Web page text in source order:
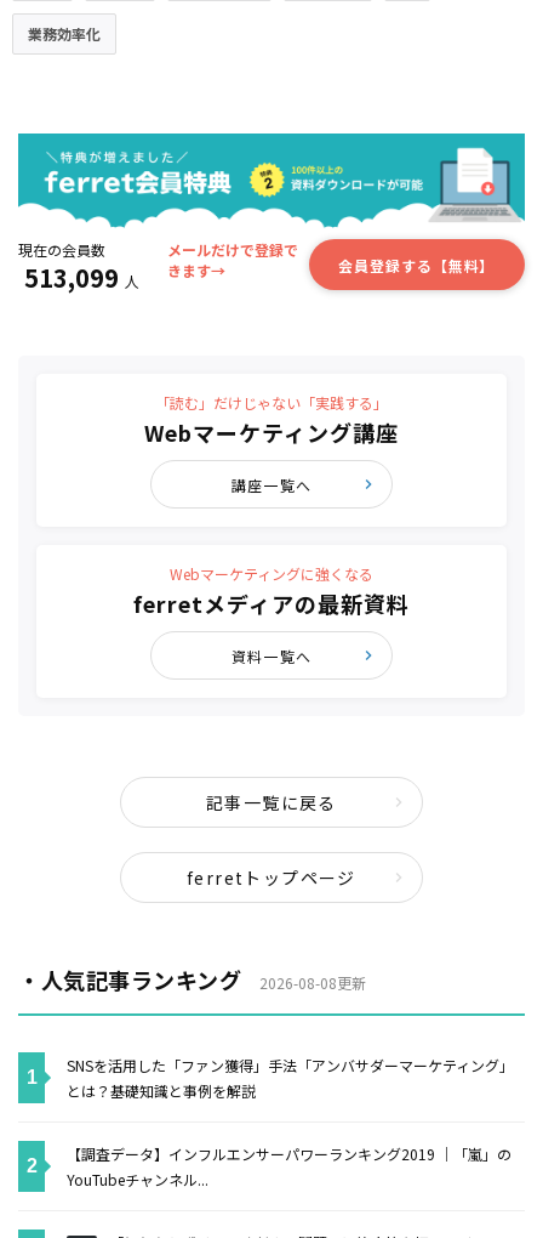
業務効率化
現在の会員数
513,099 人
メールだけで登録で
きます→
会員登録する【無料】
「読む」だけじゃない「実践する」
Webマーケティング講座
講座一覧へ
Webマーケティングに強くなる
ferretメディアの最新資料
資料一覧へ
記事一覧に戻る
ferretトップページ
・人気記事ランキング 2026-08-08更新
SNSを活用した「ファン獲得」手法「アンバサダーマーケティング」
とは？基礎知識と事例を解説
【調査データ】インフルエンサーパワーランキング2019 ｜「嵐」の
YouTubeチャンネル...